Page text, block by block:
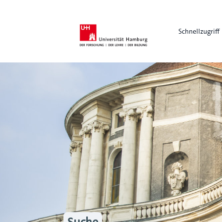
Schnellzugriff